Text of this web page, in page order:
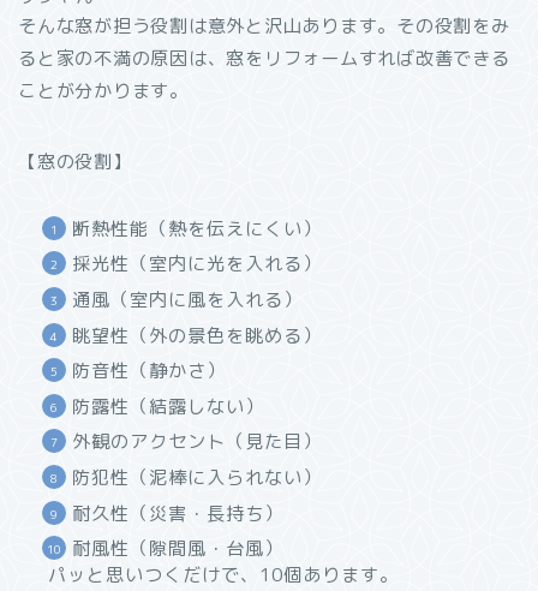
そんな窓が担う役割は意外と沢山あります。その役割をみ
ると家の不満の原因は、窓をリフォームすれば改善できる
ことが分かります。
【窓の役割】
断熱性能（熱を伝えにくい）
採光性（室内に光を入れる）
通風（室内に風を入れる）
眺望性（外の景色を眺める）
防音性（静かさ）
防露性（結露しない）
外観のアクセント（見た目）
防犯性（泥棒に入られない）
耐久性（災害・長持ち）
耐風性（隙間風・台風）
パッと思いつくだけで、10個あります。